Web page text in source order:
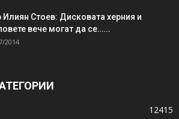
Стоев: Дисковата херния и
вече могат да се…...
2014
12415